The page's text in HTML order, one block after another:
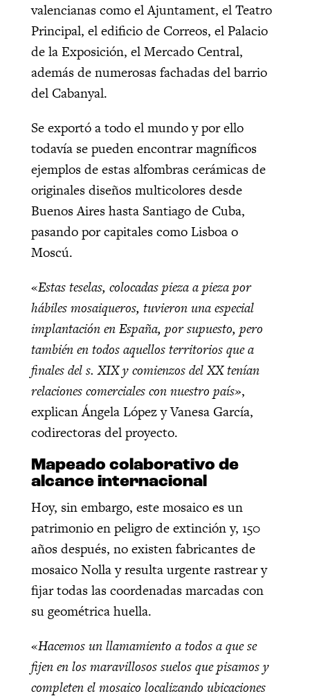
valencianas como el Ajuntament, el Teatro
Principal, el edificio de Correos, el Palacio
de la Exposición, el Mercado Central,
además de numerosas fachadas del barrio
del Cabanyal.
Se exportó a todo el mundo y por ello
todavía se pueden encontrar magníficos
ejemplos de estas alfombras cerámicas de
originales diseños multicolores desde
Buenos Aires hasta Santiago de Cuba,
pasando por capitales como Lisboa o
Moscú.
«Estas teselas, colocadas pieza a pieza por
hábiles mosaiqueros, tuvieron una especial
implantación en España, por supuesto, pero
también en todos aquellos territorios que a
finales del s. XIX y comienzos del XX tenían
relaciones comerciales con nuestro país»,
explican Ángela López y Vanesa García,
codirectoras del proyecto.
Mapeado colaborativo de
alcance internacional
Hoy, sin embargo, este mosaico es un
patrimonio en peligro de extinción y, 150
años después, no existen fabricantes de
mosaico Nolla y resulta urgente rastrear y
fijar todas las coordenadas marcadas con
su geométrica huella.
«Hacemos un llamamiento a todos a que se
fijen en los maravillosos suelos que pisamos y
completen el mosaico localizando ubicaciones